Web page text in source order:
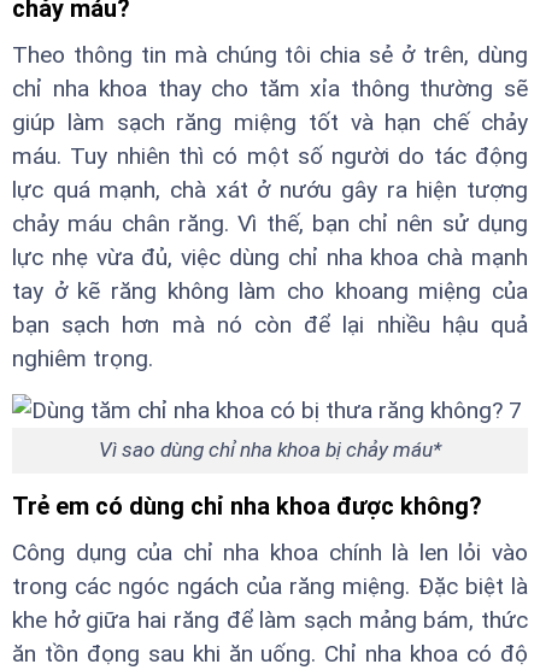
chảy máu?
Theo thông tin mà chúng tôi chia sẻ ở trên, dùng
chỉ nha khoa thay cho tăm xỉa thông thường sẽ
giúp làm sạch răng miệng tốt và hạn chế chảy
máu. Tuy nhiên thì có một số người do tác động
lực quá mạnh, chà xát ở nướu gây ra hiện tượng
chảy máu chân răng. Vì thế, bạn chỉ nên sử dụng
lực nhẹ vừa đủ, việc dùng chỉ nha khoa chà mạnh
tay ở kẽ răng không làm cho khoang miệng của
bạn sạch hơn mà nó còn để lại nhiều hậu quả
nghiêm trọng.
Vì sao dùng chỉ nha khoa bị chảy máu*
Trẻ em có dùng chỉ nha khoa được không?
Công dụng của chỉ nha khoa chính là len lỏi vào
trong các ngóc ngách của răng miệng. Đặc biệt là
khe hở giữa hai răng để làm sạch mảng bám, thức
ăn tồn đọng sau khi ăn uống. Chỉ nha khoa có độ